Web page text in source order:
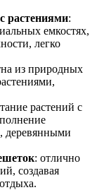
растениями:
емкостях,
легко
из природных
растений с
деревянными
: отлично
создавая